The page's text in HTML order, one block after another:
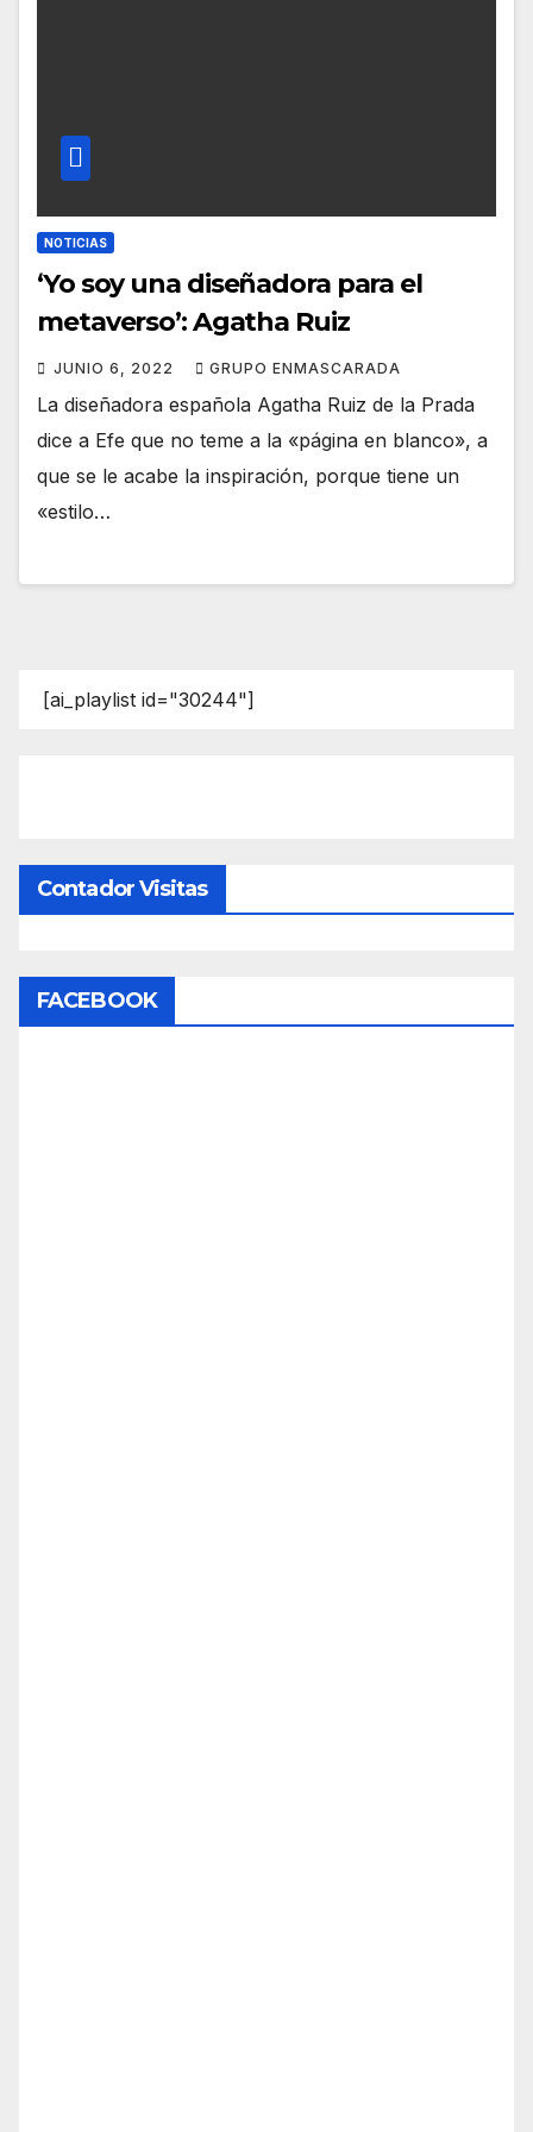
NOTICIAS
‘Yo soy una diseñadora para el
metaverso’: Agatha Ruiz
JUNIO 6, 2022 GRUPO ENMASCARADA
La diseñadora española Agatha Ruiz de la Prada
dice a Efe que no teme a la «página en blanco», a
que se le acabe la inspiración, porque tiene un
«estilo…
[ai_playlist id="30244"]
Contador Visitas
FACEBOOK